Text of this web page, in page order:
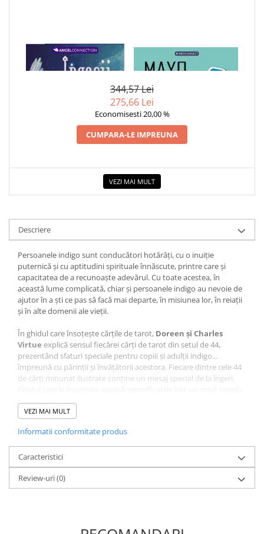
1 x INGERII INDIGO, CARTI
ORACOL
1 x MAYO CLINIC. CARTEA
ESENTIALA DESPRE DIABETUL
344,57 Lei
275,66 Lei
Economisesti 20,00 %
CUMPARA-LE IMPREUNA
VEZI MAI MULT
Descriere
Persoanele indigo sunt conducători hotărâţi, cu o inuiţie
puternică şi cu aptitudini spirituale înnăscute, printre care şi
capacitatea de a recunoaşte adevărul. Cu toate acestea, în
această lume complicată, chiar şi persoanele indigo au nevoie de
ajutor în a şti ce pas să facă mai departe, în misiunea lor, în reiaţii
şi în alte domenii ale vieţii.
În ghidul care însoţeşte cărţile de tarot, Doreen şi Charles
Virtue explică sensul fiecărei cărţi de tarot din setul de 44,
prezentând sfaturi speciale pentru copiii şi adulţii indigo...
împreună cu părinţii şi învăţătorii acestora. Fiecare dintre cele 44
de cărţi minunat ilustrate conţine un mesaj special de la îngeri.
şi la subiect – la urma urmei, persoanele indigo au o misiune şi nu
au timp de pierdut!
Toţi îngerii lucrează cu persoanele indigo, însă
Metatroneste îndeosebi concentrat pe acest grup şi ajuta
oamenii să îşi păstreze vii şi să îşi rafineze darurile spirituale
naturale.
Metatronpoate să vă ajute să treceţi de orice energii dure sau
VEZI MAI MULT
Informatii conformitate produs
Caracteristici
Review-uri(0)